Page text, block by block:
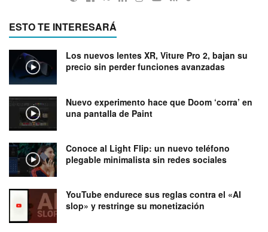
ESTO TE INTERESARÁ
Los nuevos lentes XR, Viture Pro 2, bajan su
precio sin perder funciones avanzadas
Nuevo experimento hace que Doom ‘corra’ en
una pantalla de Paint
Conoce al Light Flip: un nuevo teléfono
plegable minimalista sin redes sociales
YouTube endurece sus reglas contra el «AI
slop» y restringe su monetización